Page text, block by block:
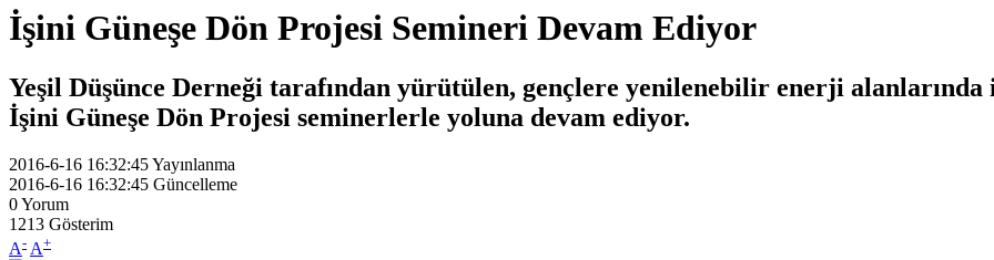
İşini Güneşe Dön Projesi Semineri Devam Ediyor
Yeşil Düşünce Derneği tarafından yürütülen, gençlere yenilenebilir enerji alanlarında
İşini Güneşe Dön Projesi seminerlerle yoluna devam ediyor.
2016-6-16 16:32:45Yayınlanma
2016-6-16 16:32:45 Güncelleme
0Yorum
1213 Gösterim
A- A+